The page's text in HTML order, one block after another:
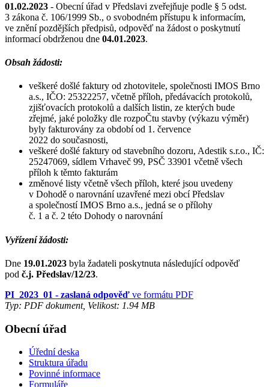
01.02.2023 - Obecní úřad v Předslavi zveřejňuje podle § 5 odst.
3 zákona č. 106/1999 Sb., o svobodném přístupu k informacím,
ve znění pozdějších předpisů, odpověď na žádost o poskytnutí
informací obdrženou dne 04.01.2023.
Obsah žádosti:
veškeré došlé faktury od zhotovitele, společnosti IMOS Brno
a.s., IČO: 25322257, včetně příloh, předávacích protokolů,
zjišťovacích protokolů a dalších listin, ze kterých bude
zřejmé, jaké položky dle rozpoČtu stavby (výkazu výměr)
byly fakturovány za období od 1. července
2022 do současnosti,
veškeré došlé faktury od stavebního dozoru, Adestik s.r.o., IČ:
25247069, sídlem Vrhaveč 99, PSČ 33901 včetně všech
příloh k těmto fakturám
změnové listy včetně všech příloh, které jsou uvedeny
v Dohodě o narovnání uzavřené mezi obcí Předslav
a společností IMOS Brno a.s., jedná se o přílohy
č. 1 a č. 2 této Dohody o narovnání
Vyřízení žádosti:
Dne 19.01.2023 byla žadateli poskytnuta následující odpověď
pod č.j. Předslav/12/23.
PI_2023_01 - zaslaná odpověď ve formátu PDF
Typ: PDF dokument, Velikost: 1.94 MB
Obecní úřad
Úřední deska
Struktura úřadu
Povinné informace
Formuláře